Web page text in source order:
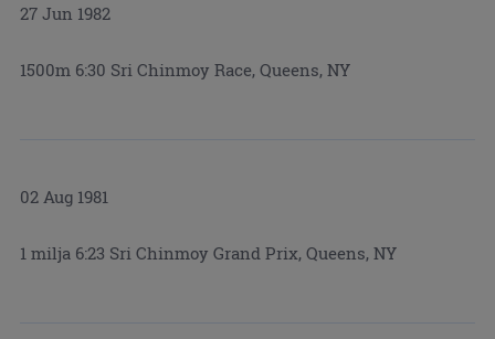
27 Jun 1982
1500m 6:30 Sri Chinmoy Race, Queens, NY
02 Aug 1981
1 milja 6:23 Sri Chinmoy Grand Prix, Queens, NY